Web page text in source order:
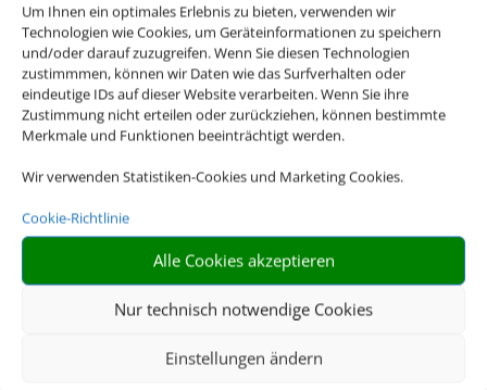
Um Ihnen ein optimales Erlebnis zu bieten, verwenden wir
Technologien wie Cookies, um Geräteinformationen zu speichern
und/oder darauf zuzugreifen. Wenn Sie diesen Technologien
zustimmmen, können wir Daten wie das Surfverhalten oder
eindeutige IDs auf dieser Website verarbeiten. Wenn Sie ihre
Zustimmung nicht erteilen oder zurückziehen, können bestimmte
Merkmale und Funktionen beeinträchtigt werden.
Wir verwenden Statistiken-Cookies und Marketing Cookies.
Cookie-Richtlinie
Alle Cookies akzeptieren
Nur technisch notwendige Cookies
Einstellungen ändern
Reisen und mehr Winkler
Adresse
Reisen und mehr Winkler
fachkundig - erfahren